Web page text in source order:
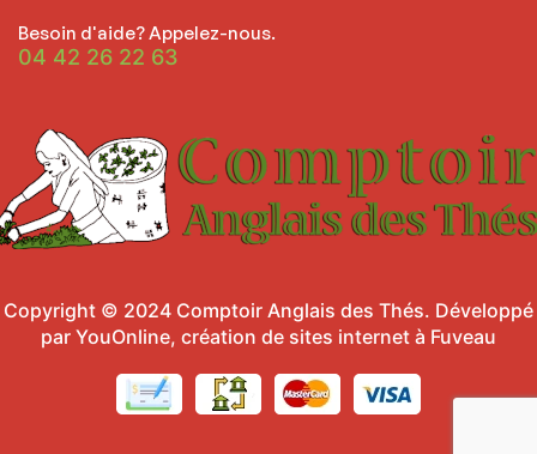
Besoin d'aide? Appelez-nous.
04 42 26 22 63
Copyright © 2024 Comptoir Anglais des Thés. Développé
par YouOnline, création de sites internet à Fuveau